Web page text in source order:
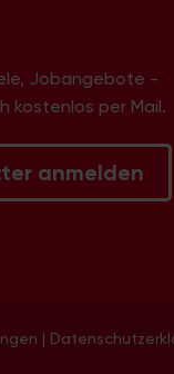
Jobangebote -
kostenlos per Mail.
anmelden
|